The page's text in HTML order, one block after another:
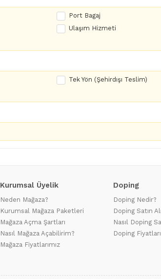
Port Bagaj
Ulaşım Hizmeti
Tek Yön (Şehirdışı Teslim)
Kurumsal Üyelik
Neden Mağaza?
Kurumsal Mağaza Paketleri
Mağaza Açma Şartları
Nasıl Mağaza Açabilirim?
Mağaza Fiyatlarımız
Doping
Doping Nedir?
Doping Satın
Nasıl Doping
Doping